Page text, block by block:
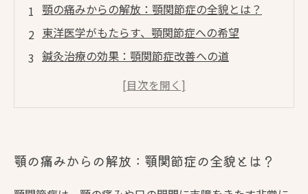
顎の痛みからの解放：顎関節症の全貌とは？
東洋医学がもたらす、顎関節症への希望
鍼灸治療の効果：顎関節症改善への道
施術方法を知って、安心して鍼灸を受けるため
を手に入れる
あなたもできる！顎関節症改善のための生活習
顎の痛みからの解放：顎関節症の全貌とは？